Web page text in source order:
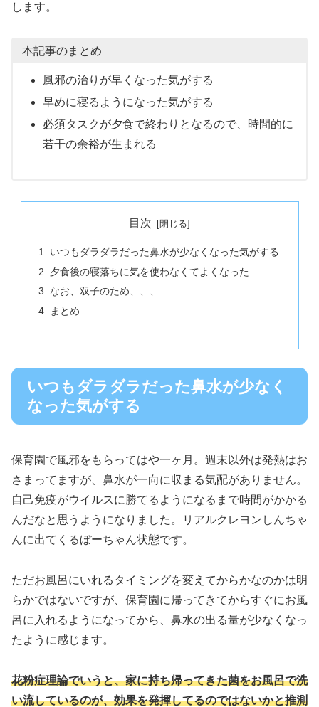
します。
本記事のまとめ
風邪の治りが早くなった気がする
早めに寝るようになった気がする
必須タスクが夕食で終わりとなるので、時間的に
若干の余裕が生まれる
目次
いつもダラダラだった鼻水が少なくなった気がする
夕食後の寝落ちに気を使わなくてよくなった
なお、双子のため、、、
まとめ
いつもダラダラだった鼻水が少なく
なった気がする
保育園で風邪をもらってはや一ヶ月。週末以外は発熱はお
さまってますが、鼻水が一向に収まる気配がありません。
自己免疫がウイルスに勝てるようになるまで時間がかかる
んだなと思うようになりました。リアルクレヨンしんちゃ
んに出てくるぼーちゃん状態です。
ただお風呂にいれるタイミングを変えてからかなのかは明
らかではないですが、保育園に帰ってきてからすぐにお風
呂に入れるようになってから、鼻水の出る量が少なくなっ
たように感じます。
花粉症理論でいうと、家に持ち帰ってきた菌をお風呂で洗
い流しているのが、効果を発揮してるのではないかと推測